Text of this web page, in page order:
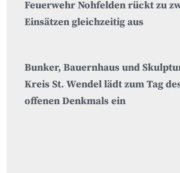
Feuerwehr Nohfelden rückt zu
Einsätzen gleichzeitig aus
Bunker, Bauernhaus und
Kreis St. Wendel lädt zum Tag
offenen Denkmals ein